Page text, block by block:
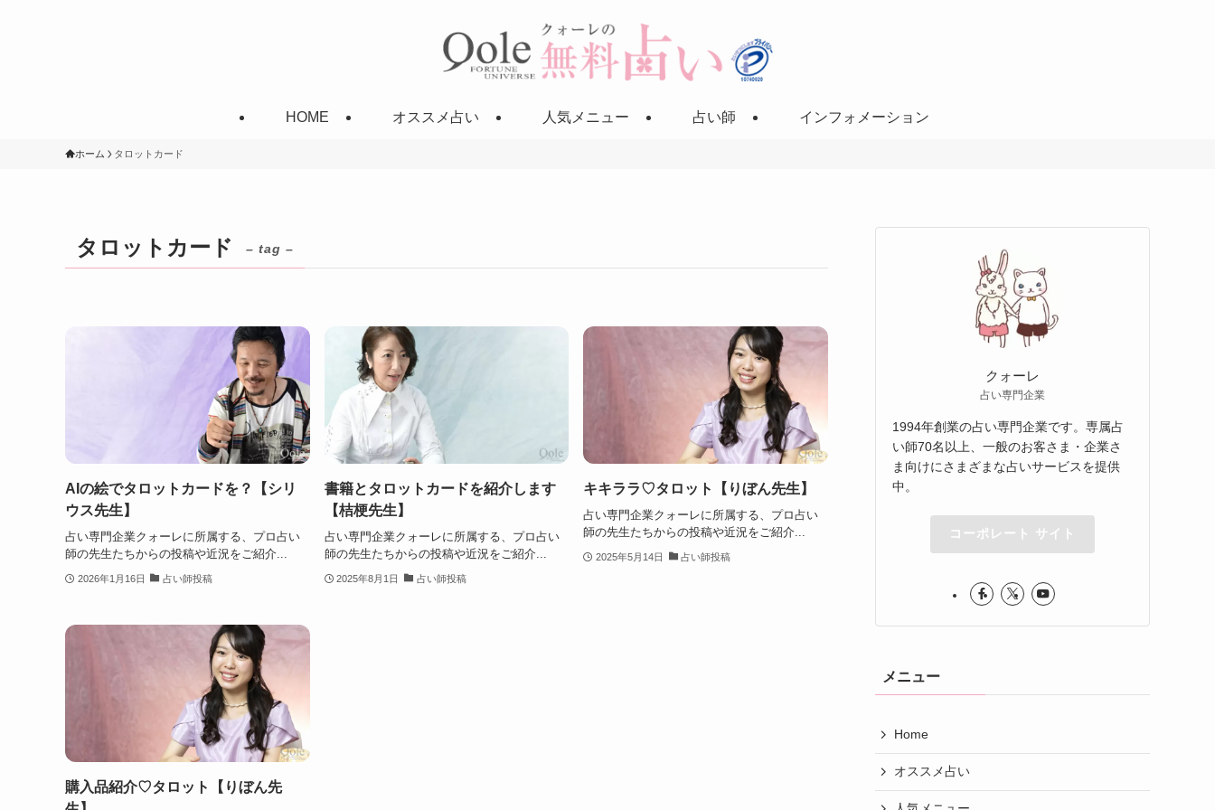
HOME オススメ占い 人気メニュー 占い師 インフォメーション
ホーム タロットカード
タロットカード – tag –
AIの絵でタロットカードを？【シリ
ウス先生】
占い専門企業クォーレに所属する、プロ占い
師の先生たちからの投稿や近況をご紹介...
2026年1月16日 占い師投稿
書籍とタロットカードを紹介します
【桔梗先生】
占い専門企業クォーレに所属する、プロ占い
師の先生たちからの投稿や近況をご紹介...
2025年8月1日 占い師投稿
キキララ♡タロット【りぼん先生】
占い専門企業クォーレに所属する、プロ占い
師の先生たちからの投稿や近況をご紹介...
2025年5月14日 占い師投稿
購入品紹介♡タロット【りぼん先
クォーレ
占い専門企業
1994年創業の占い専門企業です。専属占
い師70名以上、一般のお客さま・企業さ
ま向けにさまざまな占いサービスを提供
中。
コーポレート サイト
メニュー
Home
オススメ占い